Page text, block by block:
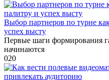
Выбор партнеров по турне
успех высту
Первые шаги формирования
начинаются
020